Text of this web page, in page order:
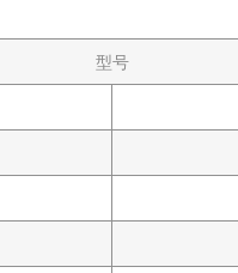
型号